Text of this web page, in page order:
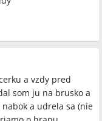
a vzdy pred
som ju na brusko a
a udrela sa (nie